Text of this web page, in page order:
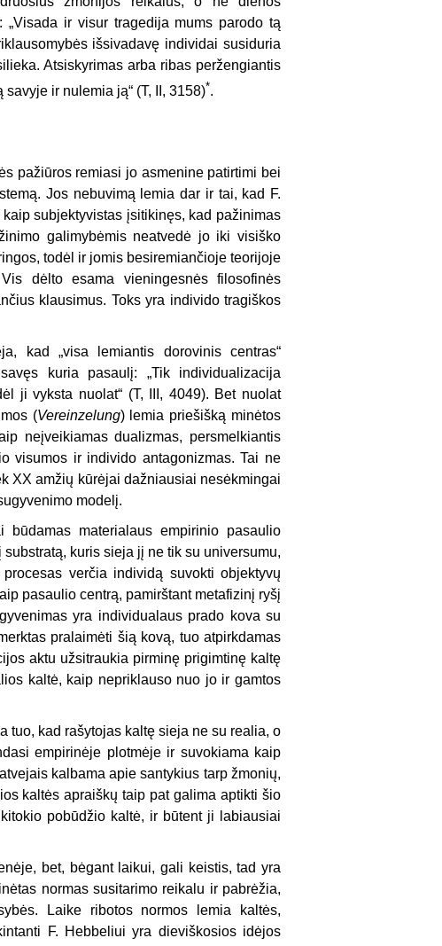
„Visada ir visur tragedija mums parodo tą
išsivadavę individai susiduria
Atsiskyrimas arba ribas peržengiantis
ir nulemia ją“ (T, II, 3158)*.
pažiūros remiasi jo asmenine patirtimi bei
Jos nebuvimą lemia dar ir tai, kad F.
subjektyvistas įsitikinęs, kad pažinimas
galimybėmis neatvedė jo iki visiško
todėl ir jomis besiremiančioje teorijoje
dėlto esama vieningesnės filosofinės
klausimus. Toks yra individo tragiškos
kad „visa lemiantis dorovinis centras“
kuria pasaulį: „Tik individualizacija
ji vyksta nuolat“ (T, III, 4049). Bet nuolat
(Vereinzelung) lemia priešišką minėtos
neįveikiamas dualizmas, persmelkiantis
visumos ir individo antagonizmas. Tai ne
XX amžių kūrėjai dažniausiai nesėkmingai
modelį.
būdamas materialaus empirinio pasaulio
kuris sieja jį ne tik su universumu,
verčia individą suvokti objektyvų
pasaulio centrą, pamirštant metafizinį ryšį
yra individualaus prado kova su
pralaimėti šią kovą, tuo atpirkdamas
aktu užsitraukia pirminę prigimtinę kaltę
kaltė, kaip nepriklauso nuo jo ir gamtos
tuo, kad rašytojas kaltę sieja ne su realia, o
empirinėje plotmėje ir suvokiama kaip
kalbama apie santykius tarp žmonių,
kaltės apraiškų taip pat galima aptikti šio
pobūdžio kaltė, ir būtent ji labiausiai
bet, bėgant laikui, gali keistis, tad yra
normas susitarimo reikalu ir pabrėžia,
Laike ribotos normos lemia kaltės,
F. Hebbeliui yra dieviškosios idėjos